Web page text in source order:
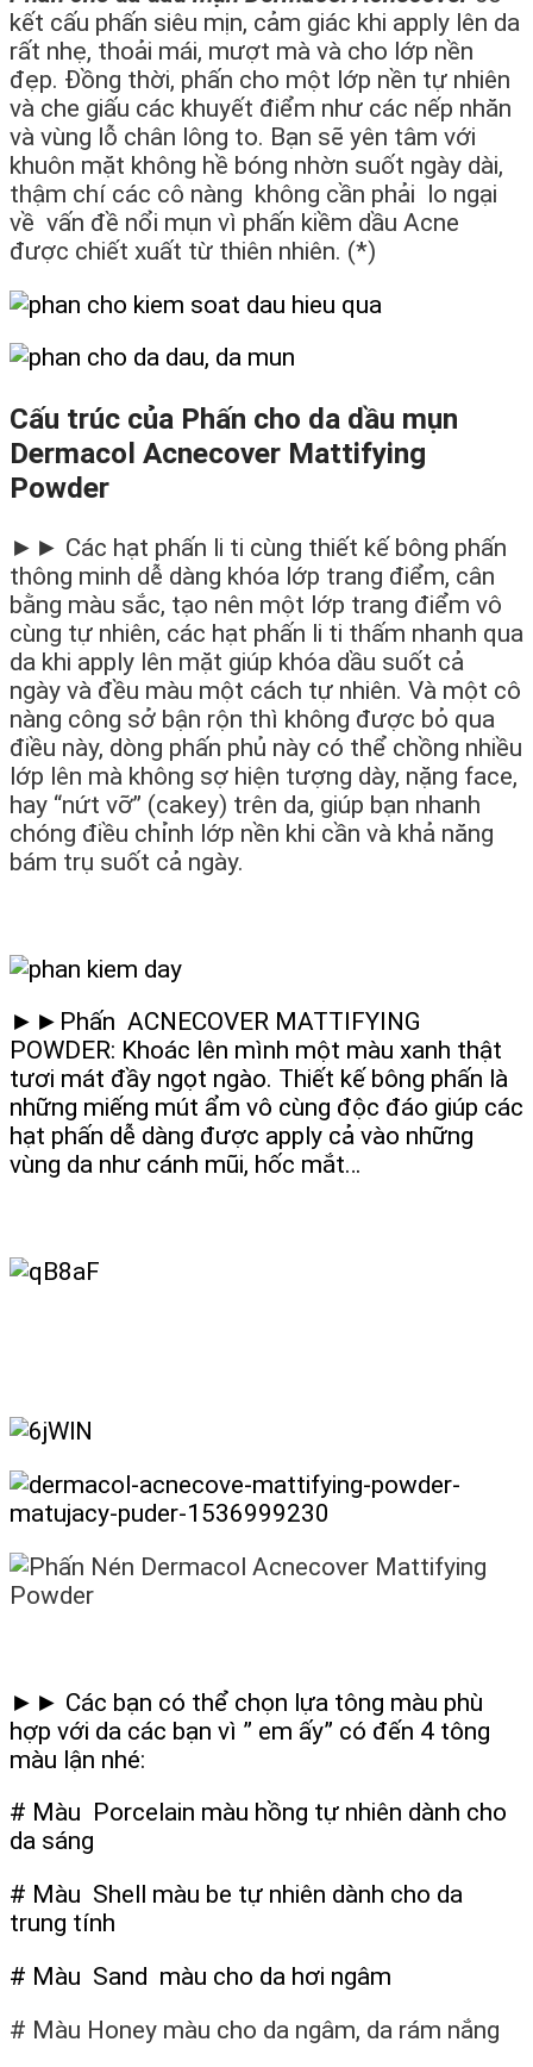
kết cấu phấn siêu mịn, cảm giác khi apply lên da
rất nhẹ, thoải mái, mượt mà và cho lớp nền
đẹp. Đồng thời, phấn cho một lớp nền tự nhiên
và che giấu các khuyết điểm như các nếp nhăn
và vùng lỗ chân lông to. Bạn sẽ yên tâm với
khuôn mặt không hề bóng nhờn suốt ngày dài,
thậm chí các cô nàng không cần phải lo ngại
về vấn đề nổi mụn vì phấn kiềm dầu Acne
được chiết xuất từ thiên nhiên. (*)
Cấu trúc của Phấn cho da dầu mụn
Dermacol Acnecover Mattifying
Powder
►► Các hạt phấn li ti cùng thiết kế bông phấn
thông minh dễ dàng khóa lớp trang điểm, cân
bằng màu sắc, tạo nên một lớp trang điểm vô
cùng tự nhiên, các hạt phấn li ti thấm nhanh qua
da khi apply lên mặt giúp khóa dầu suốt cả
ngày và đều màu một cách tự nhiên. Và một cô
nàng công sở bận rộn thì không được bỏ qua
điều này, dòng phấn phủ này có thể chồng nhiều
lớp lên mà không sợ hiện tượng dày, nặng face,
hay “nứt vỡ” (cakey) trên da, giúp bạn nhanh
chóng điều chỉnh lớp nền khi cần và khả năng
bám trụ suốt cả ngày.
►►Phấn ACNECOVER MATTIFYING
POWDER: Khoác lên mình một màu xanh thật
tươi mát đầy ngọt ngào. Thiết kế bông phấn là
những miếng mút ẩm vô cùng độc đáo giúp các
hạt phấn dễ dàng được apply cả vào những
vùng da như cánh mũi, hốc mắt…
►► Các bạn có thể chọn lựa tông màu phù
hợp với da các bạn vì ” em ấy” có đến 4 tông
màu lận nhé:
# Màu Porcelain màu hồng tự nhiên dành cho
da sáng
# Màu Shell màu be tự nhiên dành cho da
trung tính
# Màu Sand màu cho da hơi ngâm
# Màu Honey màu cho da ngâm, da rám nắng